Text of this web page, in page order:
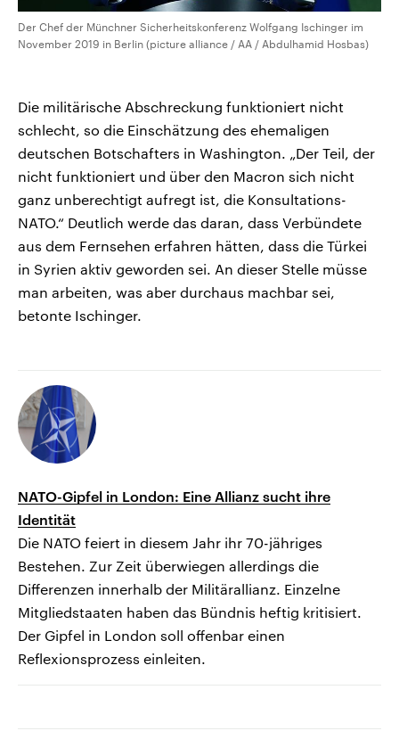
Der Chef der Münchner Sicherheitskonferenz Wolfgang Ischinger im
November 2019 in Berlin (picture alliance / AA / Abdulhamid Hosbas)
Die militärische Abschreckung funktioniert nicht
schlecht, so die Einschätzung des ehemaligen
deutschen Botschafters in Washington. „Der Teil, der
nicht funktioniert und über den Macron sich nicht
ganz unberechtigt aufregt ist, die Konsultations-
NATO.“ Deutlich werde das daran, dass Verbündete
aus dem Fernsehen erfahren hätten, dass die Türkei
in Syrien aktiv geworden sei. An dieser Stelle müsse
man arbeiten, was aber durchaus machbar sei,
betonte Ischinger.
NATO-Gipfel in London: Eine Allianz sucht ihre
Identität
Die NATO feiert in diesem Jahr ihr 70-jähriges
Bestehen. Zur Zeit überwiegen allerdings die
Differenzen innerhalb der Militärallianz. Einzelne
Mitgliedstaaten haben das Bündnis heftig kritisiert.
Der Gipfel in London soll offenbar einen
Reflexionsprozess einleiten.